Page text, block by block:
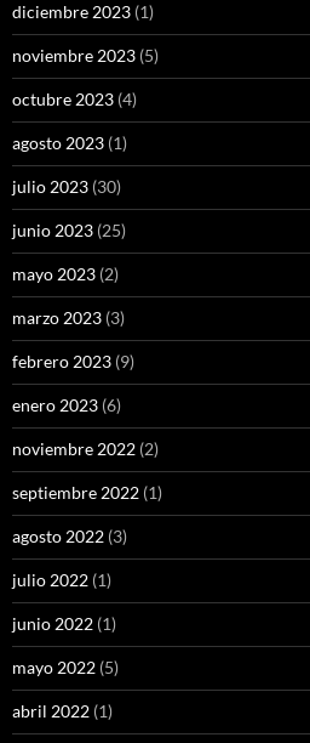
diciembre 2023 (1)
noviembre 2023 (5)
octubre 2023 (4)
agosto 2023 (1)
julio 2023 (30)
junio 2023 (25)
mayo 2023 (2)
marzo 2023 (3)
febrero 2023 (9)
enero 2023 (6)
noviembre 2022 (2)
septiembre 2022 (1)
agosto 2022 (3)
julio 2022 (1)
junio 2022 (1)
mayo 2022 (5)
abril 2022 (1)